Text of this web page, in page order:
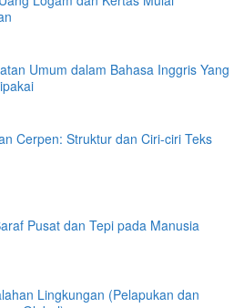
Umum dalam Bahasa Inggris Yang
Cerpen: Struktur dan Ciri-ciri Teks
Pusat dan Tepi pada Manusia
Lingkungan (Pelapukan dan